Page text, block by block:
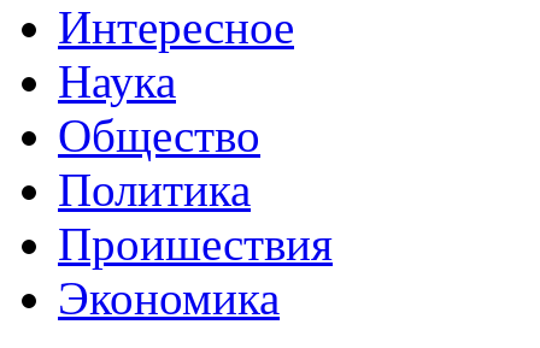
Интересное
Наука
Общество
Политика
Проишествия
Экономика